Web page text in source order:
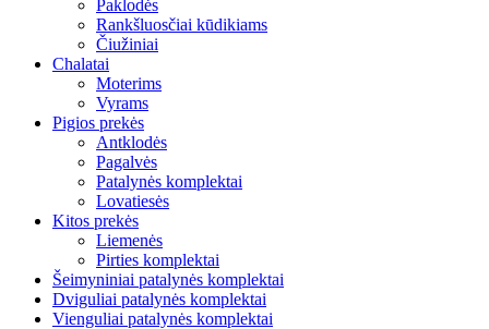
Paklodės
Rankšluosčiai kūdikiams
Čiužiniai
Chalatai
Moterims
Vyrams
Pigios prekės
Antklodės
Pagalvės
Patalynės komplektai
Lovatiesės
Kitos prekės
Liemenės
Pirties komplektai
Šeimyniniai patalynės komplektai
Dviguliai patalynės komplektai
Vienguliai patalynės komplektai